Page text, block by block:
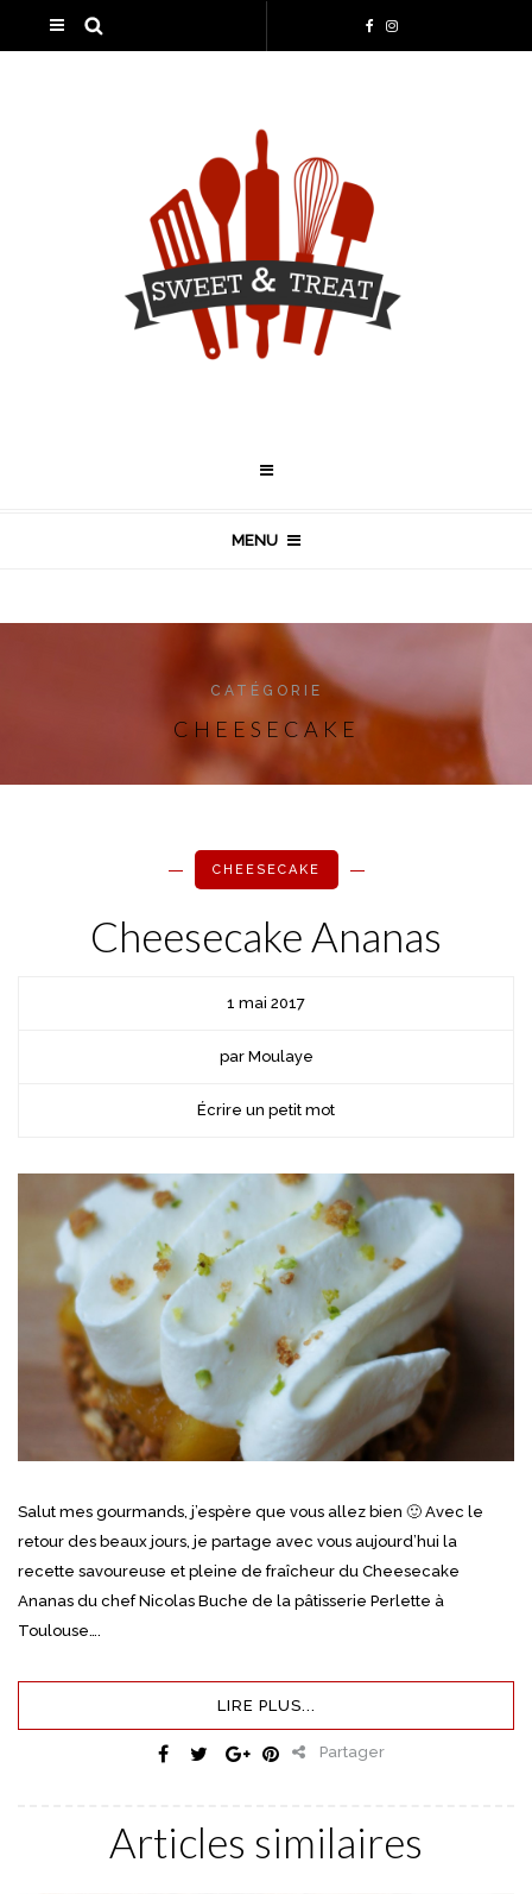
MENU
CATÉGORIE
CHEESECAKE
CHEESECAKE
Cheesecake Ananas
1 mai 2017
par Moulaye
Écrire un petit mot
Salut mes gourmands, j’espère que vous allez bien 🙂 Avec le
retour des beaux jours, je partage avec vous aujourd’hui la
recette savoureuse et pleine de fraîcheur du Cheesecake
Ananas du chef Nicolas Buche de la pâtisserie Perlette à
Toulouse….
LIRE PLUS...
Partager
Articles similaires